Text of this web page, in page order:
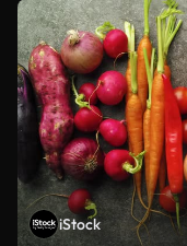
iStock